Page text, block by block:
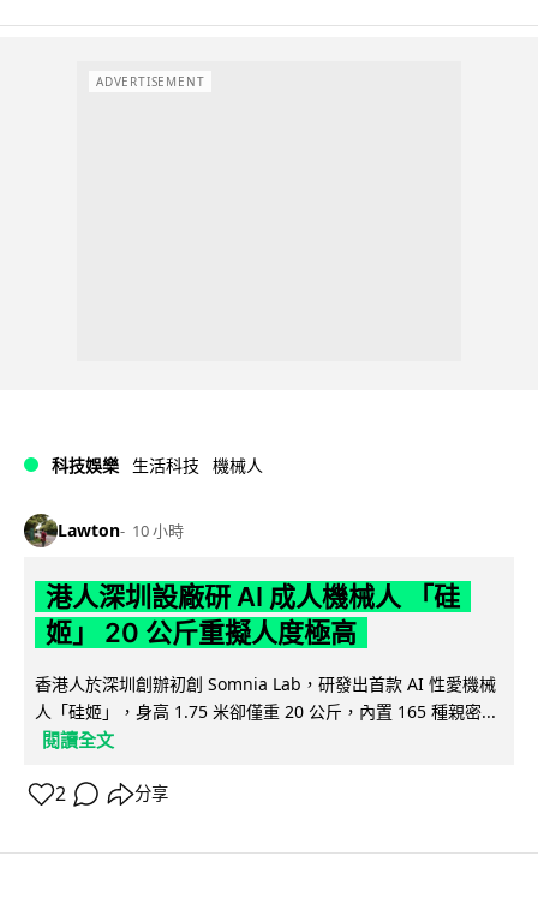
ADVERTISEMENT
科技娛樂 生活科技 機械人
Lawton 10 小時
港人深圳設廠研 AI 成人機械人 「硅
姬」 20 公斤重擬人度極高
香港人於深圳創辦初創 Somnia Lab，研發出首款 AI 性愛機械
人「硅姬」，身高 1.75 米卻僅重 20 公斤，內置 165 種親密...
閱讀全文
2 分享